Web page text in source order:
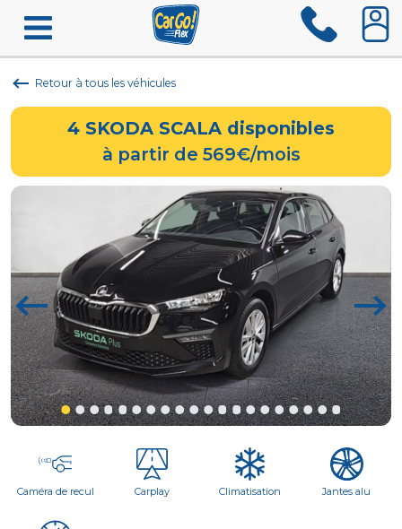
Retour à tous les véhicules
4 SKODA SCALA disponibles
à partir de 569€/mois
Caméra de recul Carplay Climatisation Jantes alu